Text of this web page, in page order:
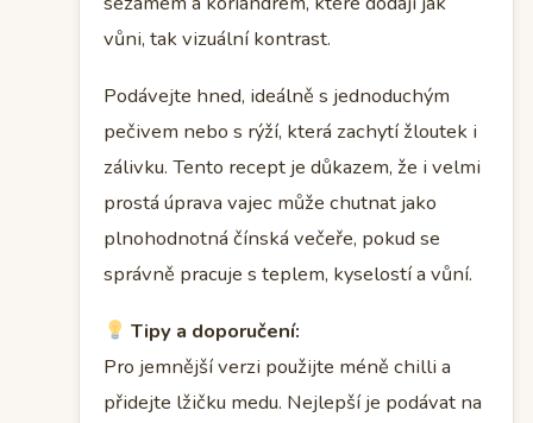
vůni, tak vizuální kontrast.
Podávejte hned, ideálně s jednoduchým
pečivem nebo s rýží, která zachytí žloutek i
zálivku. Tento recept je důkazem, že i velmi
prostá úprava vajec může chutnat jako
plnohodnotná čínská večeře, pokud se
správně pracuje s teplem, kyselostí a vůní.
Tipy a doporučení:
Pro jemnější verzi použijte méně chilli a
přidejte lžičku medu. Nejlepší je podávat na